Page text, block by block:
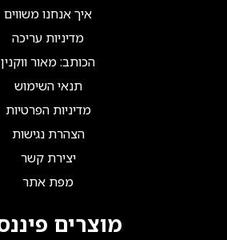
איך אנחנו משווים
מדיניות עריכה
הכותב: מאור ווקנין
תנאי השימוש
מדיניות הפרטיות
הצהרת נגישות
יצירת קשר
מפת אתר
מוצרים